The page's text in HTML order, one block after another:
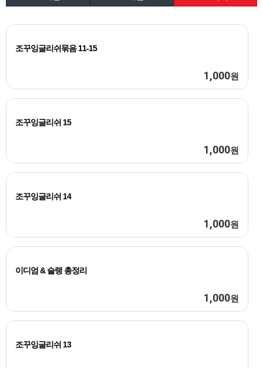
조꾸잉글리쉬묶음 11-15
1,000원
조꾸잉글리쉬 15
1,000원
조꾸잉글리쉬 14
1,000원
이디엄 & 슬랭 총정리
1,000원
조꾸잉글리쉬 13